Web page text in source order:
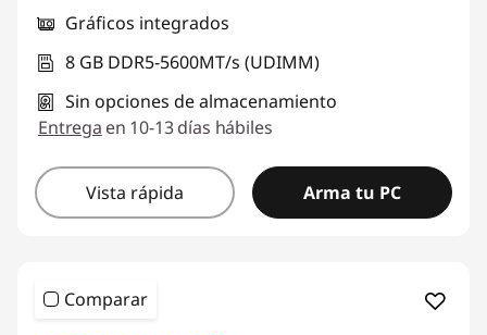
Gráficos integrados
8 GB DDR5-5600MT/s (UDIMM)
Sin opciones de almacenamiento
Entrega en 10-13 días hábiles
Vista rápida Arma tu PC
Comparar